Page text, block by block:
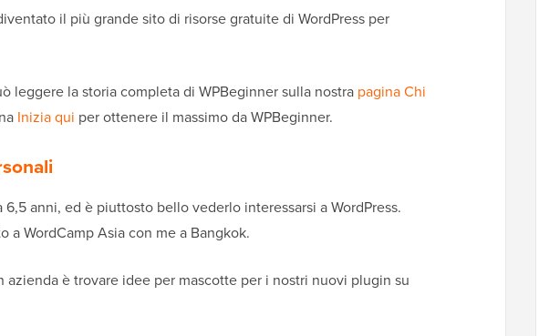
il più grande sito di risorse gratuite di WordPress per
leggere la storia completa di WPBeginner sulla nostra pagina Chi
Inizia qui per ottenere il massimo da WPBeginner.
anni, ed è piuttosto bello vederlo interessarsi a WordPress.
a WordCamp Asia con me a Bangkok.
è trovare idee per mascotte per i nostri nuovi plugin su